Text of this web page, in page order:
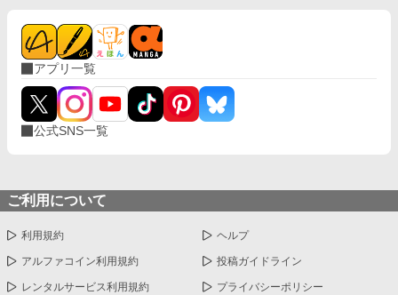
アプリ一覧
公式SNS一覧
ご利用について
利用規約 ヘルプ
アルファコイン利用規約 投稿ガイドライン
レンタルサービス利用規約 プライバシーポリシー